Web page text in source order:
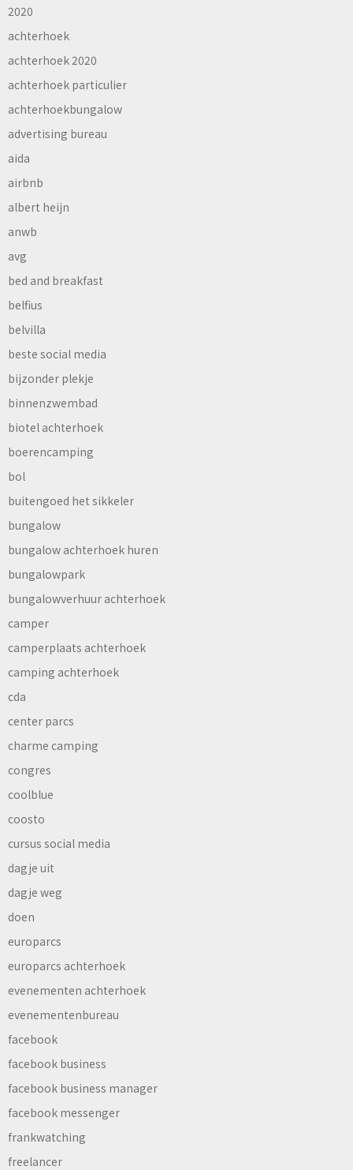
2020
achterhoek
achterhoek 2020
achterhoek particulier
achterhoekbungalow
advertising bureau
aida
airbnb
albert heijn
anwb
avg
bed and breakfast
belfius
belvilla
beste social media
bijzonder plekje
binnenzwembad
biotel achterhoek
boerencamping
bol
buitengoed het sikkeler
bungalow
bungalow achterhoek huren
bungalowpark
bungalowverhuur achterhoek
camper
camperplaats achterhoek
camping achterhoek
cda
center parcs
charme camping
congres
coolblue
coosto
cursus social media
dagje uit
dagje weg
doen
europarcs
europarcs achterhoek
evenementen achterhoek
evenementenbureau
facebook
facebook business
facebook business manager
facebook messenger
frankwatching
freelancer